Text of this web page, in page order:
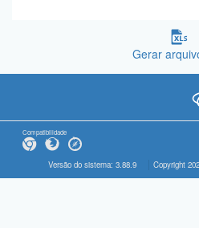
Gerar
Compatibilidade
Versão do sistema: 3.88.9 Copyright